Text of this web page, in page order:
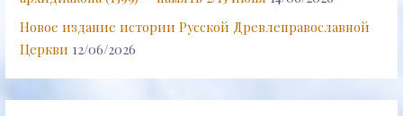
Новое издание истории Русской Древлеправославной
Церкви 12/06/2026